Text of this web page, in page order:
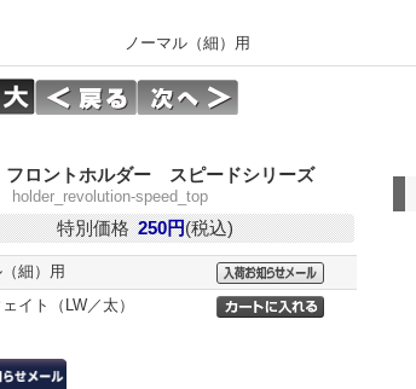
ノーマル（細）用
ロントホルダー スピードシリーズ
speed_top
特別価格 250円(税込)
（細）用
イト（LW／太）